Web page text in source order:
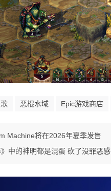
恶棍水域 Epic游戏商店
Machine将在2026年夏季发售
》中的神明都是混蛋 砍了没罪恶感